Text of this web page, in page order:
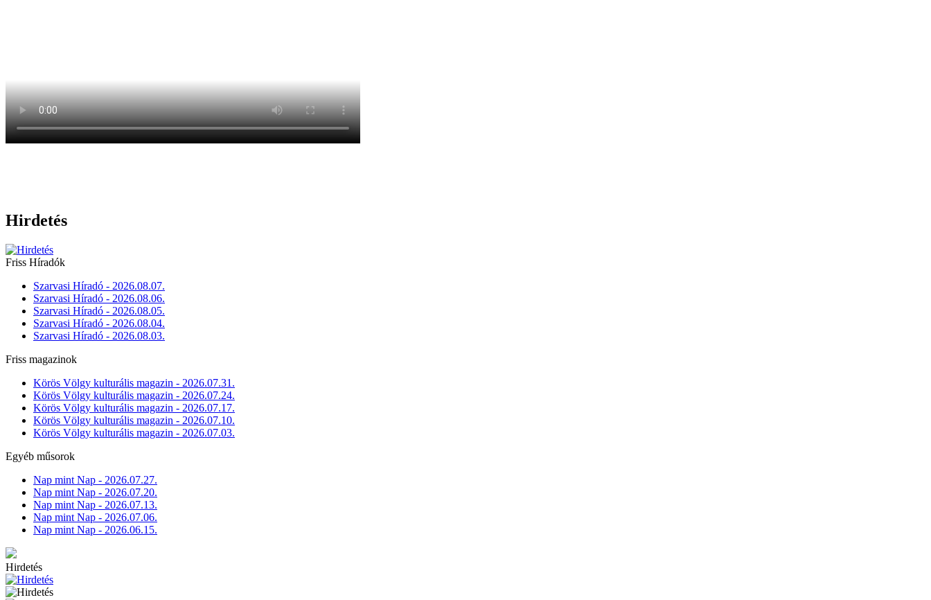
Hirdetés
Friss Híradók
Szarvasi Híradó - 2026.08.07.
Szarvasi Híradó - 2026.08.06.
Szarvasi Híradó - 2026.08.05.
Szarvasi Híradó - 2026.08.04.
Szarvasi Híradó - 2026.08.03.
Friss magazinok
Körös Völgy kulturális magazin - 2026.07.31.
Körös Völgy kulturális magazin - 2026.07.24.
Körös Völgy kulturális magazin - 2026.07.17.
Körös Völgy kulturális magazin - 2026.07.10.
Körös Völgy kulturális magazin - 2026.07.03.
Egyéb műsorok
Nap mint Nap - 2026.07.27.
Nap mint Nap - 2026.07.20.
Nap mint Nap - 2026.07.13.
Nap mint Nap - 2026.07.06.
Nap mint Nap - 2026.06.15.
Hirdetés